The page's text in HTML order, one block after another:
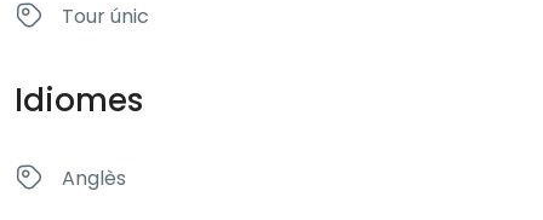
Tour únic
Idiomes
Anglès